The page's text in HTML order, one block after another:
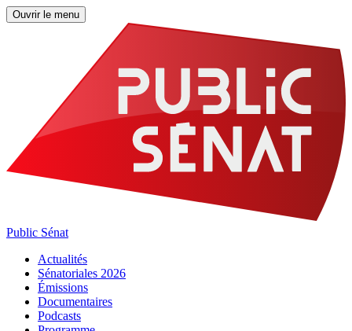
Ouvrir le menu
Public Sénat
Actualités
Sénatoriales 2026
Émissions
Documentaires
Podcasts